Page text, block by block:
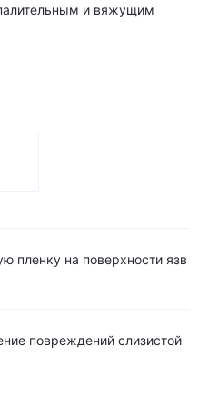
и вяжущим
пленку на поверхности язв
повреждений слизистой